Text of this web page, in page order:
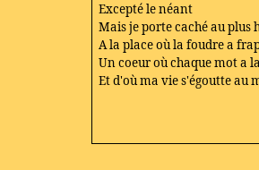
Excepté le néant
Mais je porte caché au plus
A la place où la foudre a
Un coeur où chaque mot a
Et d'où ma vie s'égoutte au